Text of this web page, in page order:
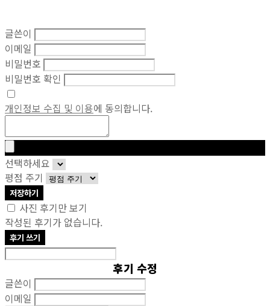
글쓴이
이메일
비밀번호
비밀번호 확인
개인정보 수집 및 이용에 동의합니다.
선택하세요
평점 주기
저장하기
사진 후기만 보기
작성된 후기가 없습니다.
후기 쓰기
후기 수정
글쓴이
이메일